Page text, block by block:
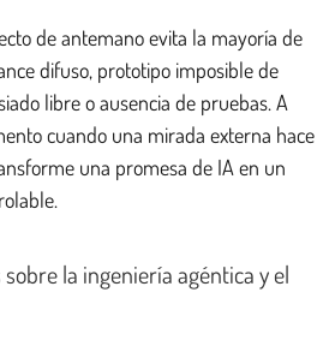
de antemano evita la mayoría de
difuso, prototipo imposible de
libre o ausencia de pruebas. A
cuando una mirada externa hace
una promesa de IA en un
la ingeniería agéntica y el